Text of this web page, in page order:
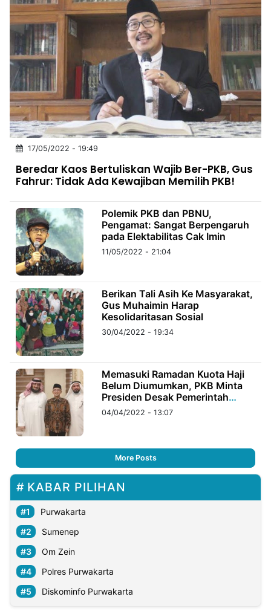
17/05/2022 - 19:49
Beredar Kaos Bertuliskan Wajib Ber-PKB, Gus
Fahrur: Tidak Ada Kewajiban Memilih PKB!
Polemik PKB dan PBNU,
Pengamat: Sangat Berpengaruh
pada Elektabilitas Cak Imin
11/05/2022 - 21:04
Berikan Tali Asih Ke Masyarakat,
Gus Muhaimin Harap
Kesolidaritasan Sosial
30/04/2022 - 19:34
Memasuki Ramadan Kuota Haji
Belum Diumumkan, PKB Minta
Presiden Desak Pemerintah
Saudi
04/04/2022 - 13:07
More Posts
KABAR PILIHAN
Purwakarta
Sumenep
Om Zein
Polres Purwakarta
Diskominfo Purwakarta